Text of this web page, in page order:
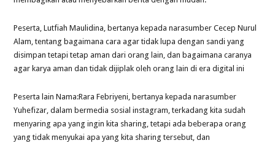
Peserta, Lutfiah Maulidina, bertanya kepada narasumber Cecep Nurul
Alam, tentang bagaimana cara agar tidak lupa dengan sandi yang
disimpan tetapi tetap aman dari orang lain, dan bagaimana caranya
agar karya aman dan tidak dijiplak oleh orang lain di era digital ini
Peserta lain Nama:Rara Febriyeni, bertanya kepada narasumber
Yuhefizar, dalam bermedia sosial instagram, terkadang kita sudah
menyaring apa yang ingin kita sharing, tetapi ada beberapa orang
yang tidak menyukai apa yang kita sharing tersebut, dan